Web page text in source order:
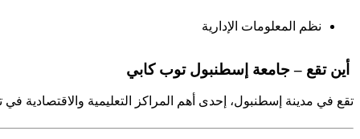
نظم المعلومات الإدارية
أين تقع – جامعة إسطنبول توب كابي
تقع في مدينة إسطنبول، إحدى أهم المراكز التعليمية والاقتصادية في